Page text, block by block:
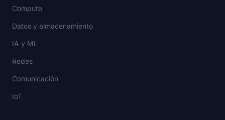
Compute
Datos y almacenamiento
IA y ML
Redes
Comunicación
IoT